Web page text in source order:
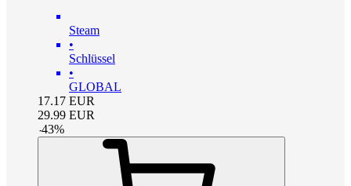
Steam
•
Schlüssel
•
GLOBAL
17.17 EUR
29.99 EUR
-43%